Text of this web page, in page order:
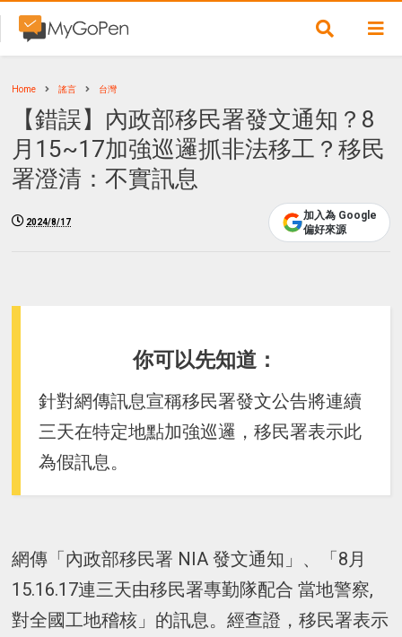
Home 謠言 台灣
【錯誤】內政部移民署發文通知？8
月15~17加強巡邏抓非法移工？移民
署澄清：不實訊息
2024/8/17
加入為 Google
偏好來源
你可以先知道：
針對網傳訊息宣稱移民署發文公告將連續
三天在特定地點加強巡邏，移民署表示此
為假訊息。
網傳「內政部移民署 NIA 發文通知」、「8月
15.16.17連三天由移民署專勤隊配合 當地警察,
對全國工地稽核」的訊息。經查證，移民署表示